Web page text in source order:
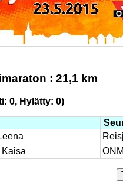
: 21,1 km
0, Hylätty: 0)
Kaisa